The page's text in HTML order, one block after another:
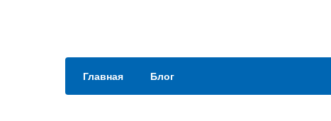
Главная Блог